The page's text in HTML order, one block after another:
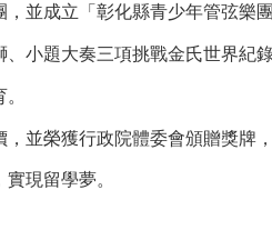
並成立「彰化縣青少年管弦樂
小題大奏三項挑戰金氏世界紀
並榮獲行政院體委會頒贈獎牌
現留學夢。